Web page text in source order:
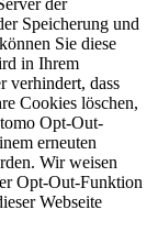
der
Speicherung und
Sie diese
in Ihrem
verhindert, dass
Cookies löschen,
Opt-Out-
erneuten
Wir weisen
Opt-Out-Funktion
Webseite